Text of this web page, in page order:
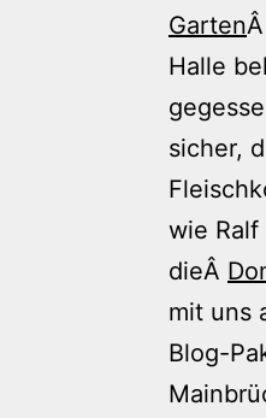
Garten
Halle
sicher,
wie Ralf
dieÂ
mit uns
Blog-